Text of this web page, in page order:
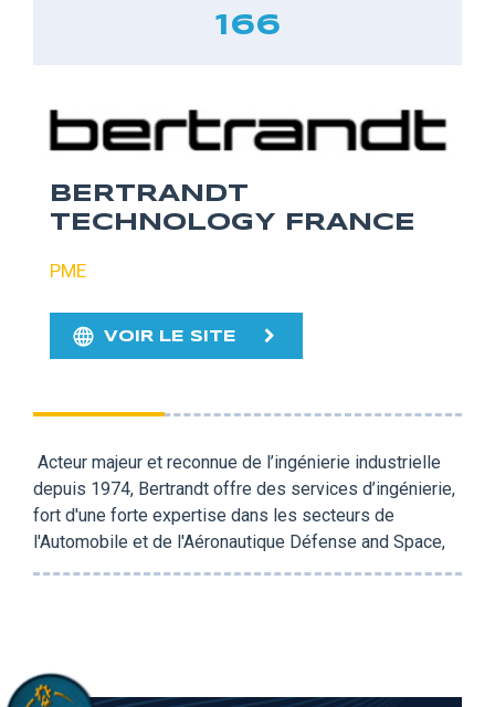
166
BERTRANDT
TECHNOLOGY FRANCE
PME
VOIR LE SITE
Acteur majeur et reconnue de l’ingénierie industrielle
depuis 1974, Bertrandt offre des services d’ingénierie,
fort d'une forte expertise dans les secteurs de
l'Automobile et de l'Aéronautique Défense and Space,